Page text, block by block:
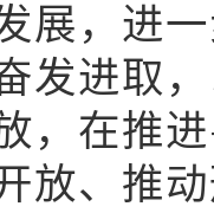
展，进
发进取
，在推
放、推